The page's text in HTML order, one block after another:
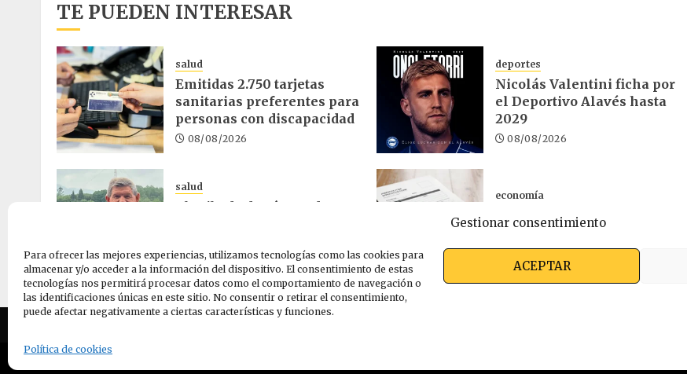
Gestionar consentimiento
Para ofrecer las mejores experiencias, utilizamos tecnologías como las cookies para
almacenar y/o acceder a la información del dispositivo. El consentimiento de estas
tecnologías nos permitirá procesar datos como el comportamiento de navegación o
las identificaciones únicas en este sitio. No consentir o retirar el consentimiento,
puede afectar negativamente a ciertas características y funciones.
ACEPTAR
Política de cookies
TE PUEDEN INTERESAR
salud
Emitidas 2.750 tarjetas
sanitarias preferentes para
personas con discapacidad
08/08/2026
deportes
Nicolás Valentini ficha por
el Deportivo Alavés hasta
2029
08/08/2026
salud
El cribado de cáncer de
07/08/2026
economía
El desempleo en Euskadi
sube un 1,32% en julio
06/08/2026